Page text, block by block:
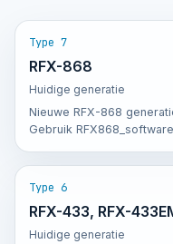
Type 7
RFX-868
Huidige generatie
Nieuwe RFX-868
Gebruik
Type 6
RFX-433, RFX-
Huidige generatie